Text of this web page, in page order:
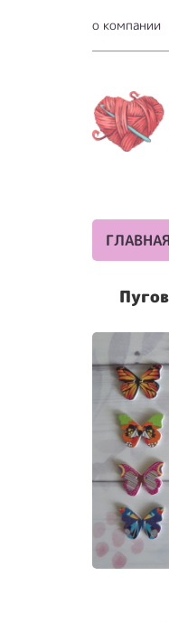
о компании
ГЛАВНАЯ